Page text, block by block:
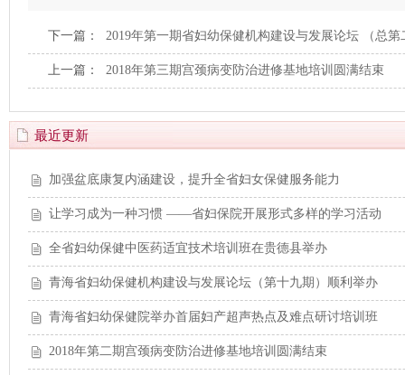
下一篇： 2019年第一期省妇幼保健机构建设与发展论坛 （总
上一篇： 2018年第三期宫颈病变防治进修基地培训圆满结束
最近更新
加强盆底康复内涵建设，提升全省妇女保健服务能力
让学习成为一种习惯 ——省妇保院开展形式多样的学习活动
全省妇幼保健中医药适宜技术培训班在贵德县举办
青海省妇幼保健机构建设与发展论坛（第十九期）顺利举办
青海省妇幼保健院举办首届妇产超声热点及难点研讨培训班
2018年第二期宫颈病变防治进修基地培训圆满结束